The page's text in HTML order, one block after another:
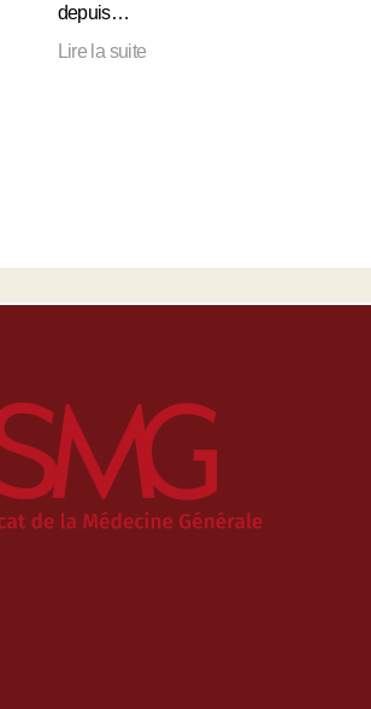
depuis…
Lire la suite